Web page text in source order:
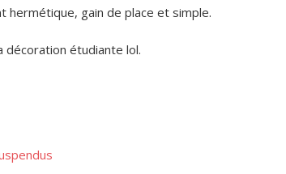
hermétique, gain de place et simple.
décoration étudiante lol.